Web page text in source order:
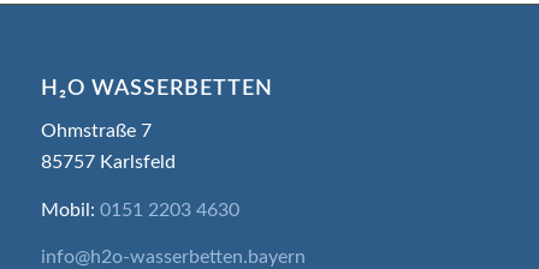
H₂O WASSERBETTEN
Ohmstraße 7
85757 Karlsfeld
Mobil: 0151 2203 4630
info@h2o-wasserbetten.bayern